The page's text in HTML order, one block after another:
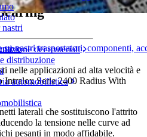
nastri trasportatori, componenti,
dei materiali
distribuzione
automobilistica
nelle applicazioni ad alta velocità e
Intralox Serie 2400 Radius With
laterali che sostituiscono l'attrito
la tensione nelle curve ad
pesanti in modo affidabile.